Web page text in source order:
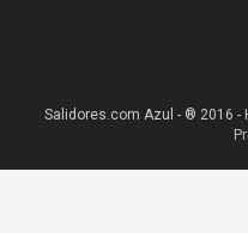
Salidores.com Azul - ® 2016 -